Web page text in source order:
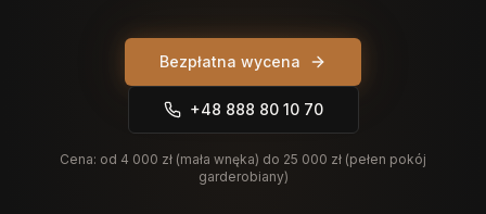
Bezpłatna wycena
+48 888 80 10 70
Cena: od 4 000 zł (mała wnęka) do 25 000 zł (pełen pokój
garderobiany)